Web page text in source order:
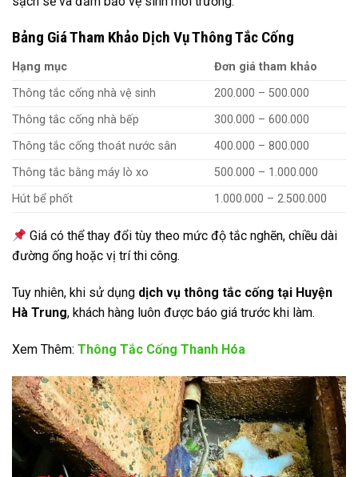
Bảng Giá Tham Khảo Dịch Vụ Thông Tắc Cống
Hạng mục
Đơn giá tham khảo
Thông tắc cống nhà vệ sinh
200.000 – 500.000
Thông tắc cống nhà bếp
300.000 – 600.000
Thông tắc cống thoát nước sân
400.000 – 800.000
Thông tắc bằng máy lò xo
500.000 – 1.000.000
Hút bể phốt
1.000.000 – 2.500.000
Giá có thể thay đổi tùy theo mức độ tắc nghẽn, chiều dài
đường ống hoặc vị trí thi công.
Tuy nhiên, khi sử dụng dịch vụ thông tắc cống tại Huyện
Hà Trung, khách hàng luôn được báo giá trước khi làm.
Xem Thêm: Thông Tắc Cống Thanh Hóa